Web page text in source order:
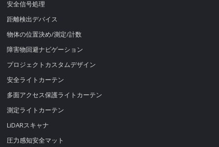
安全信号処理
距離検出デバイス
物体の位置決め/測定/計数
障害物回避ナビゲーション
プロジェクトカスタムデザイン
安全ライトカーテン
多面アクセス保護ライトカーテン
測定ライトカーテン
LiDARスキャナ
圧力感知安全マット